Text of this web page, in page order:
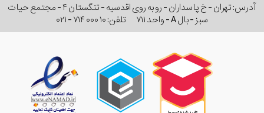
آدرس: تهران - خ پاسداران - رو به روی اقدسیه - تنگستان ۴ - مجتمع حیات
سبز - بال A - واحد ۷۱۱
تلفن:۰۲۱ - ۷۱۴ ۰۰۰ ۱۰